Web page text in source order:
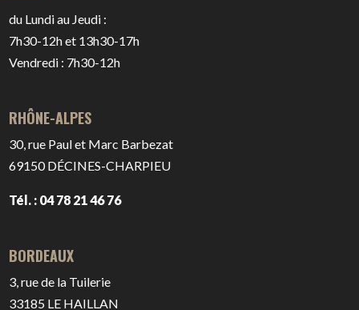
du Lundi au Jeudi :
7h30-12h et 13h30-17h
Vendredi : 7h30-12h
RHÔNE-ALPES
30, rue Paul et Marc Barbezat
69150DÉCINES-CHARPIEU
Tél. : 04 78 21 46 76
BORDEAUX
3, rue de la Tuilerie
33185 LE HAILLAN